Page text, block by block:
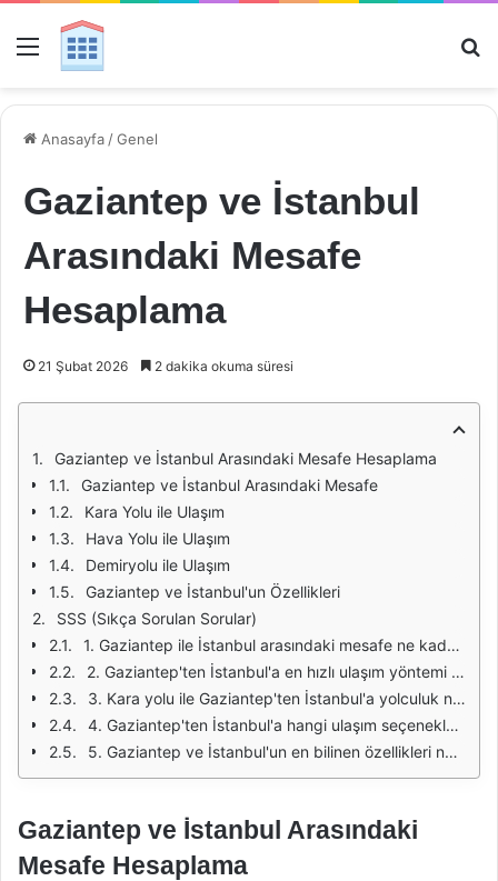
Menü
Anasayfa /Genel
Gaziantep ve İstanbul
Arasındaki Mesafe
Hesaplama
21 Şubat 2026 2 dakika okuma süresi
Gaziantep ve İstanbul Arasındaki Mesafe Hesaplama
Gaziantep ve İstanbul Arasındaki Mesafe
Kara Yolu ile Ulaşım
Hava Yolu ile Ulaşım
Demiryolu ile Ulaşım
Gaziantep ve İstanbul'un Özellikleri
SSS (Sıkça Sorulan Sorular)
1. Gaziantep ile İstanbul arasındaki mesafe ne kadardır?
2. Gaziantep'ten İstanbul'a en hızlı ulaşım yöntemi nedir?
3. Kara yolu ile Gaziantep'ten İstanbul'a yolculuk ne kadar sürer?
4. Gaziantep'ten İstanbul'a hangi ulaşım seçenekleri vardır?
5. Gaziantep ve İstanbul'un en bilinen özellikleri nelerdir?
Gaziantep ve İstanbul Arasındaki
Mesafe Hesaplama